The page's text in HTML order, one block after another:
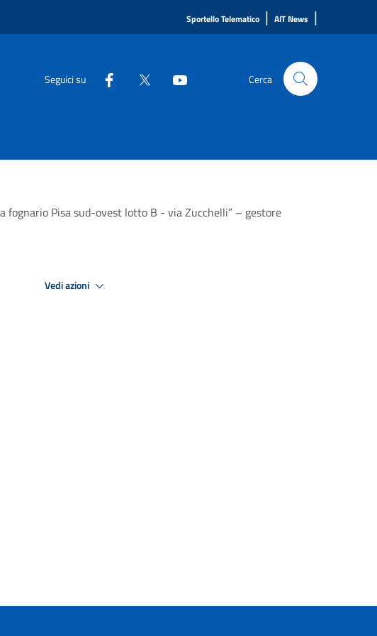
Sportello Telematico | AIT News |
Seguici su Cerca
Pisa sud-ovest lotto B - via Zucchelli” – gestore
Vedi azioni